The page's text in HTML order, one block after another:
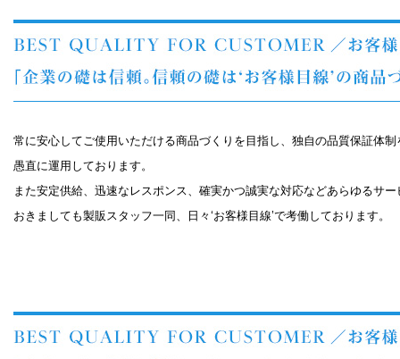
常に安心してご使用いただける商品づくりを目指し、独自の品質保証体制
愚直に運用しております。
また安定供給、迅速なレスポンス、確実かつ誠実な対応などあらゆるサー
おきましても製販スタッフ一同、日々‘お客様目線’で考働しております。